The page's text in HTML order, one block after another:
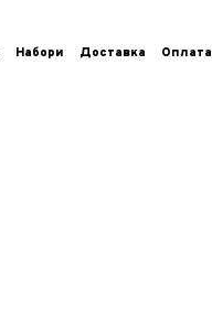
Набори Доставка Оплата